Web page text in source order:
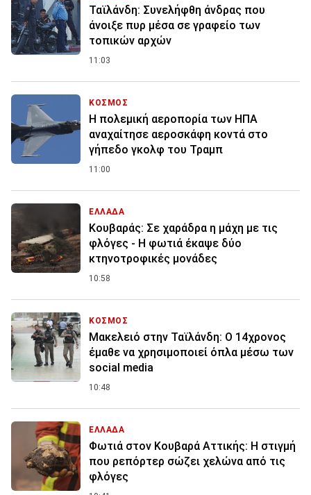
Ταϊλάνδη: Συνελήφθη άνδρας που
άνοιξε πυρ μέσα σε γραφείο των
τοπικών αρχών
11:03
ΚΟΣΜΟΣ
Η πολεμική αεροπορία των ΗΠΑ
αναχαίτησε αεροσκάφη κοντά στο
γήπεδο γκολφ του Τραμπ
11:00
ΕΛΛΑΔΑ
Κουβαράς: Σε χαράδρα η μάχη με τις
φλόγες - Η φωτιά έκαψε δύο
κτηνοτροφικές μονάδες
10:58
ΚΟΣΜΟΣ
Μακελειό στην Ταϊλάνδη: Ο 14χρονος
έμαθε να χρησιμοποιεί όπλα μέσω των
social media
10:48
ΕΛΛΑΔΑ
Φωτιά στον Κουβαρά Αττικής: Η στιγμή
που ρεπόρτερ σώζει χελώνα από τις
φλόγες